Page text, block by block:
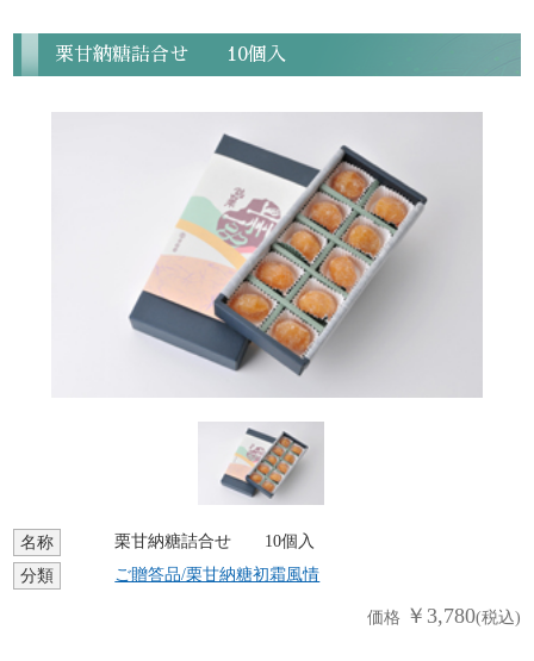
栗甘納糖詰合せ 10個入
名称
栗甘納糖詰合せ 10個入
分類
ご贈答品/栗甘納糖初霜風情
価格 ￥3,780(税込)